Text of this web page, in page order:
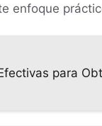
enfoque
para